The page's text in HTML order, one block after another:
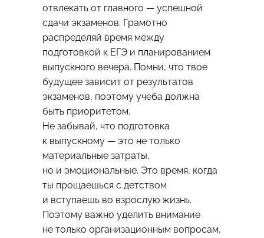
отвлекать от главного — успешной
сдачи экзаменов. Грамотно
распределяй время между
подготовкой к ЕГЭ и планированием
выпускного вечера. Помни, что твое
будущее зависит от результатов
экзаменов, поэтому учеба должна
быть приоритетом.
Не забывай, что подготовка
к выпускному — это не только
материальные затраты,
но и эмоциональные. Это время, когда
ты прощаешься с детством
и вступаешь во взрослую жизнь.
Поэтому важно уделить внимание
не только организационным вопросам,